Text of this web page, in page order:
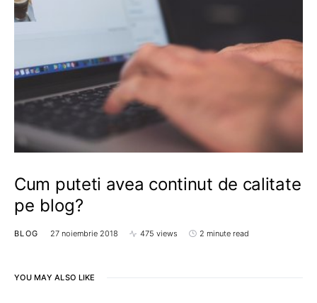
Cum puteti avea continut de calitate
pe blog?
BLOG 27 noiembrie 2018 475 views 2 minute read
YOU MAY ALSO LIKE